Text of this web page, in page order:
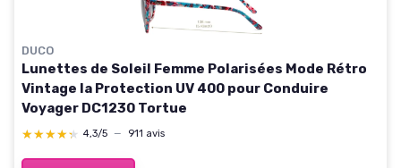
DUCO
Lunettes de Soleil Femme Polarisées Mode Rétro
Vintage la Protection UV 400 pour Conduire
Voyager DC1230 Tortue
★★★★★
★★★★★ 4,3/5 — 911 avis